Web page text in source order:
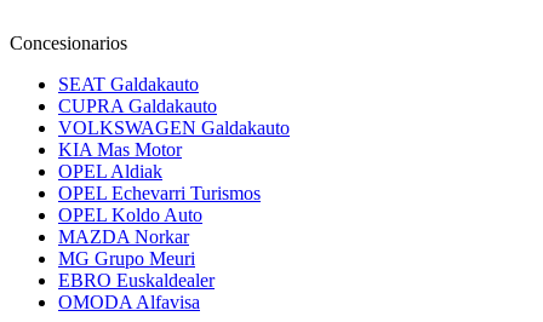
Concesionarios
SEAT Galdakauto
CUPRA Galdakauto
VOLKSWAGEN Galdakauto
KIA Mas Motor
OPEL Aldiak
OPEL Echevarri Turismos
OPEL Koldo Auto
MAZDA Norkar
MG Grupo Meuri
EBRO Euskaldealer
OMODA Alfavisa